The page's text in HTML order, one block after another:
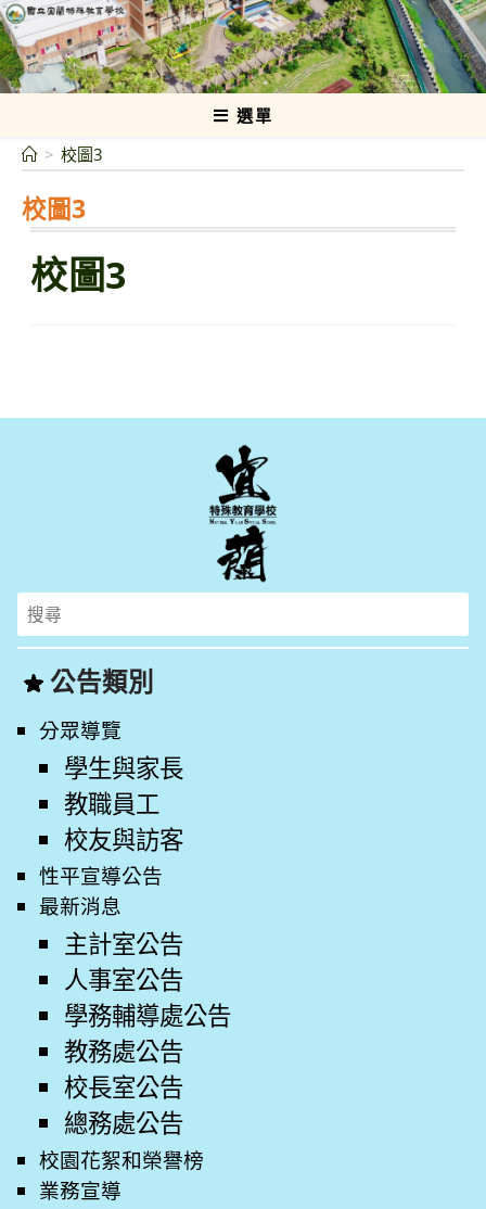
跳
轉
至
主
國立宜蘭特殊教育學校
選單
校圖3
> 校圖3
校圖3
Search
for:
公告類別
分眾導覽
學生與家長
教職員工
校友與訪客
性平宣導公告
最新消息
主計室公告
人事室公告
學務輔導處公告
教務處公告
校長室公告
總務處公告
校園花絮和榮譽榜
業務宣導